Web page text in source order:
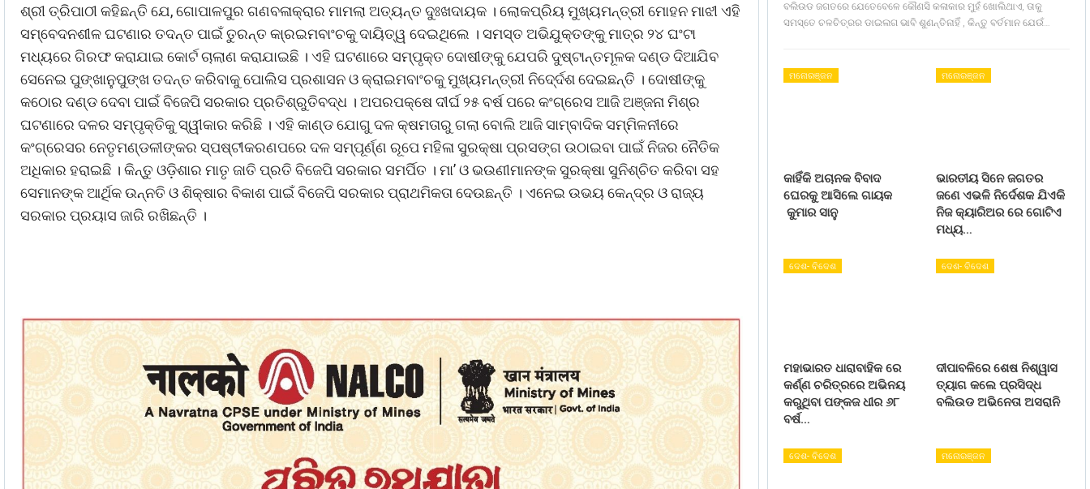
ଶ୍ରୀ ତ୍ରିପାଠୀ କହିଛନ୍ତି ଯେ, ଗୋପାଳପୁର ଗଣବଳାକ୍ରାର ମାମଲା ଅତ୍ୟନ୍ତ ଦୁଃଖଦାୟକ । ଲୋକପ୍ରିୟ ମୁଖ୍ୟମନ୍ତ୍ରୀ ମୋହନ ମାଝୀ ଏହି
ସମ୍ବେଦନଶୀଳ ଘଟଣାର ତଦନ୍ତ ପାଇଁ ତୁରନ୍ତ କା୍ରଇମବାଂଚକୁ ଦାୟିତ୍ୱ ଦେଇଥିଲେ । ସମସ୍ତ ଅଭିଯୁକ୍ତଙ୍କୁ ମାତ୍ର ୨୪ ଘଂଟା
ମଧ୍ୟରେ ଗିରଫ କରାଯାଇ କୋର୍ଟ ଚାଲାଣ କରାଯାଇଛି । ଏହି ଘଟଣାରେ ସମ୍ପୃକ୍ତ ଦୋଷୀଙ୍କୁ ଯେପରି ଦୁଷ୍ଟାନ୍ତମୂଳକ ଦଣ୍ଡ ଦିଆଯିବ
ସେନେଇ ପୁଙ୍ଖାନୁପୁଙ୍ଖ ତଦନ୍ତ କରିବାକୁ ପୋଲିସ ପ୍ରଶାସନ ଓ କ୍ରାଇମବାଂଚକୁ ମୁଖ୍ୟମନ୍ତ୍ରୀ ନିଦେ୍ର୍ଦଶ ଦେଇଛନ୍ତି । ଦୋଷୀଙ୍କୁ
କଠୋର ଦଣ୍ଡ ଦେବା ପାଇଁ ବିଜେପି ସରକାର ପ୍ରତିଶ୍ରୁତିବଦ୍ଧ । ଅପରପକ୍ଷେ ଦୀର୍ଘ ୨୫ ବର୍ଷ ପରେ କଂଗ୍ରେସ ଆଜି ଅଞ୍ଜନା ମିଶ୍ର
ଘଟଣାରେ ଦଳର ସମ୍ପୃକ୍ତିକୁ ସ୍ୱୀକାର କରିଛି । ଏହି କାଣ୍ଡ ଯୋଗୁ ଦଳ କ୍ଷମତାରୁ ଗଲା ବୋଲି ଆଜି ସାମ୍ବାଦିକ ସମ୍ମିଳନୀରେ
କଂଗ୍ରେସର ନେତୃମଣ୍ଡଳୀଙ୍କର ସ୍ପଷ୍ଟୀକରଣପରେ ଦଳ ସମ୍ପୂର୍ଣ୍ଣ ରୂପେ ମହିଳା ସୁରକ୍ଷା ପ୍ରସଙ୍ଗ ଉଠାଇବା ପାଇଁ ନିଜର ନୈତିକ
ଅଧିକାର ହରାଇଛି । କିନ୍ତୁ ଓଡ଼ିଶାର ମାତୃ ଜାତି ପ୍ରତି ବିଜେପି ସରକାର ସମର୍ପିତ । ମା’ ଓ ଭଉଣୀମାନଙ୍କ ସୁରକ୍ଷା ସୁନିଶ୍ଚିତ କରିବା ସହ
ସେମାନଙ୍କ ଆର୍ଥିକ ଉନ୍ନତି ଓ ଶିକ୍ଷାର ବିକାଶ ପାଇଁ ବିଜେପି ସରକାର ପ୍ରାଥମିକତା ଦେଉଛନ୍ତି । ଏନେଇ ଉଭୟ କେନ୍ଦ୍ର ଓ ରାଜ୍ୟ
ସରକାର ପ୍ରୟାସ ଜାରି ରଖିଛନ୍ତି ।
ବଲିଉଡ ଜଗତରେ ଯେତେବେଳେ କୌଣସି କଳାକାର ମୁହଁ ଖୋଲିଥାଏ, ତାକୁ
ସମସ୍ତେ ଚଳଚିତ୍ରର ଡାଇଲଗ ଭାବି ଶୁଣନ୍ତିନାହିଁ , କିନ୍ତୁ ବର୍ତମାନ ଯେଉଁ…
ମନୋରଞ୍ଜନ
କାହିଁକି ଅଚାନକ ବିବାଦ
ଘେରକୁ ଆସିଲେ ଗାୟକ
କୁମାର ସାନୁ
ମନୋରଞ୍ଜନ
ଭାରତୀୟ ସିନେ ଜଗତର
ଜଣେ ଏଭଳି ନିର୍ଦେଶକ ଯିଏକି
ନିଜ କ୍ୟାରିଅର ରେ ଗୋଟିଏ
ମଧ୍ୟ…
ଦେଶ- ବିଦେଶ
ମହାଭାରତ ଧାରାବାହିକ ରେ
କର୍ଣ୍ଣ ଚରିତ୍ରରେ ଅଭିନୟ
କରୁଥିବା ପଙ୍କଜ ଧୀର ୬୮
ବର୍ଷ…
ଦେଶ- ବିଦେଶ
ଦୀପାବଳିରେ ଶେଷ ନିଶ୍ୱାସ
ତ୍ୟାଗ କଲେ ପ୍ରସିଦ୍ଧ
ବଲିଉଡ ଅଭିନେତା ଅସରାନି
ଦେଶ- ବିଦେଶ ମନୋରଞ୍ଜନ